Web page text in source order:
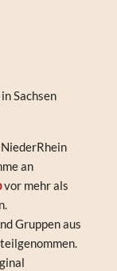
Sachsen
an
vor mehr als
Gruppen aus